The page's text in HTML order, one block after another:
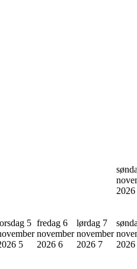
2026
5
5
fredag 6
november
2026 6
lørdag 7
november
2026 7
2026